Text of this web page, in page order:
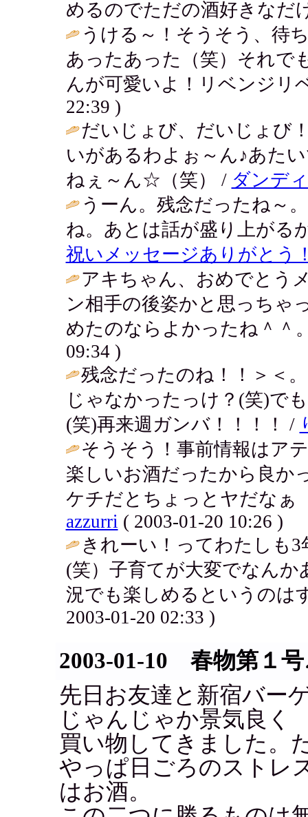
めるのでただの酒好きなだ
うける～！そうそう、待
あったあった（笑）それで
んが可愛いよ！リベンジリ
22:39 )
だいじょび、だいじょび
いがあるわよぉ～ん♪あた
ねぇ～ん☆（笑） / ダンデ
うーん。残念だったね～
ね。あとは話が盛り上がる
祝いメッセージありがとう
アキちゃん、おめでとう
ン相手の後姿かと思っちゃ
めたのならよかったね＾＾
09:34 )
残念だったのね！！＞＜
じゃなかったっけ？(笑)で
(笑)再来週ガンバ！！！！ /
そうそう！事前情報はア
楽しいお酒だったから良か
ケチだとちょっとヤだなぁ
azzurri ( 2003-01-20 10:26 )
きれーい！ってわたしも
(笑）子育てが大変でなん
況でも楽しめるというのは
2003-01-20 02:33 )
2003-01-10 春物第１号
先日お友達と新宿バー
じゃんじゃか景気良く
買い物してきました。
やっぱ日ごろのストレ
はお酒。